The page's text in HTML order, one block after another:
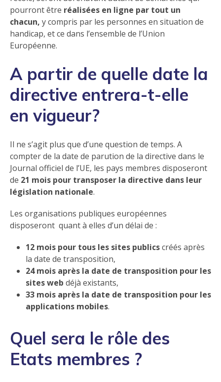
pourront être réalisées en ligne par tout un
chacun, y compris par les personnes en situation de
handicap, et ce dans l’ensemble de l’Union
Européenne.
A partir de quelle date la
directive entrera-t-elle
en vigueur?
Il ne s’agit plus que d’une question de temps. A
compter de la date de parution de la directive dans le
Journal officiel de l’UE, les pays membres disposeront
de 21 mois pour transposer la directive dans leur
législation nationale.
Les organisations publiques européennes
disposeront quant à elles d’un délai de :
12 mois pour tous les sites publicscréés après
la date de transposition,
24 mois après la date de transposition pour les
sites web déjà existants,
33 mois après la date de transposition pour les
applications mobiles.
Quel sera le rôle des
Etats membres ?